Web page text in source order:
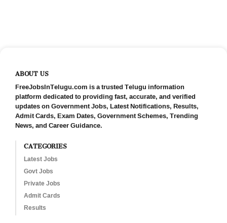
ABOUT US
FreeJobsInTelugu.com is a trusted Telugu information
platform dedicated to providing fast, accurate, and verified
updates on Government Jobs, Latest Notifications, Results,
Admit Cards, Exam Dates, Government Schemes, Trending
News, and Career Guidance.
CATEGORIES
Latest Jobs
Govt Jobs
Private Jobs
Admit Cards
Results